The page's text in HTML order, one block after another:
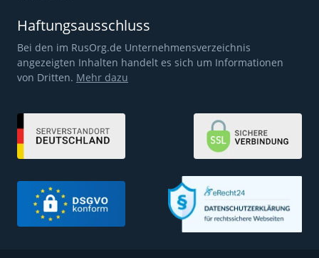
Haftungsausschluss
Bei den im RusOrg.de Unternehmensverzeichnis
angezeigten Inhalten handelt es sich um Informationen
von Dritten. Mehr dazu